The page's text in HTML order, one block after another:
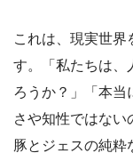
これは、現実世界
す。「私たちは、
ろうか？」「本当
さや知性ではない
豚とジェスの純粋